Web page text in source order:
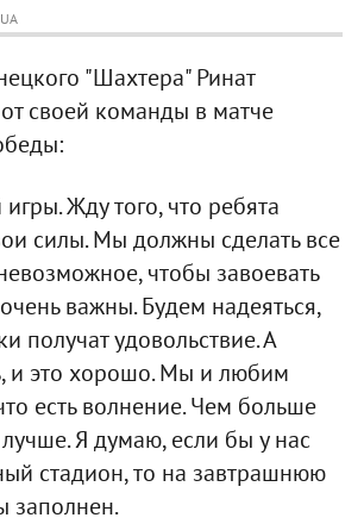
"Шахтера" Ринат
своей команды в матче
Жду того, что ребята
силы. Мы должны сделать все
чтобы завоевать
важны. Будем надеяться,
получат удовольствие. А
и это хорошо. Мы и любим
есть волнение. Чем больше
лучше. Я думаю, если бы у нас
стадион, то на завтрашнюю
заполнен.